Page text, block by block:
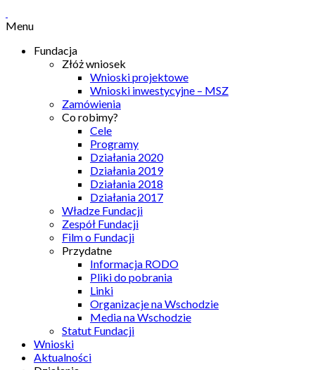
Menu
Fundacja
Złóż wniosek
Wnioski projektowe
Wnioski inwestycyjne – MSZ
Zamówienia
Co robimy?
Cele
Programy
Działania 2020
Działania 2019
Działania 2018
Działania 2017
Władze Fundacji
Zespół Fundacji
Film o Fundacji
Przydatne
Informacja RODO
Pliki do pobrania
Linki
Organizacje na Wschodzie
Media na Wschodzie
Statut Fundacji
Wnioski
Aktualności